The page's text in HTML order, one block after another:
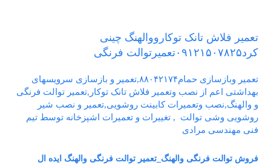
تعمیر فلاش تانک توکارووالهنگ چینی
کرد۰۹۱۲۱۵۰۷۸۲۵تعمیرتوالت فرنگی
تعمیر وبازسازی حمام۸۸۰۴۲۱۷۴,تعمیر و بازسازی سرویسهای
بهداشتی اعم از نصب وتعمیر فلاش تانک توکار,تعمیر توالت فرنگی
و والهنگ,نصب وتعمیرات کابینت روشویی,تعمیر و نصب شیر
روشویی وشی توالت , تغییرات و تعمیرات اشپزخانه توسط تیم
فنی مهندسی مرادی
فروش توالت فرنگی والهنگ_تعمیر توالت فرنگی والهنگ ایده ال